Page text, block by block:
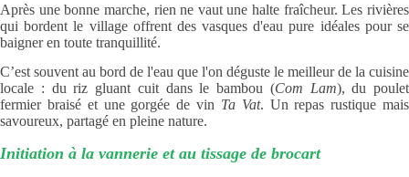
Après une bonne marche, rien ne vaut une halte fraîcheur. Les rivières
qui bordent le village offrent des vasques d'eau pure idéales pour se
baigner en toute tranquillité.
C’est souvent au bord de l'eau que l'on déguste le meilleur de la cuisine
locale : du riz gluant cuit dans le bambou (Com Lam), du poulet
fermier braisé et une gorgée de vin Ta Vat. Un repas rustique mais
savoureux, partagé en pleine nature.
Initiation à la vannerie et au tissage de brocart